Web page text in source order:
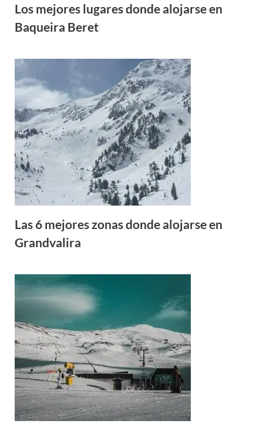
Los mejores lugares donde alojarse en
Baqueira Beret
Las 6 mejores zonas donde alojarse en
Grandvalira